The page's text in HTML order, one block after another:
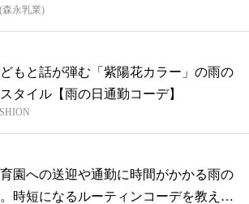
森永乳業)
もと話が弾む「紫陽花カラー」の雨の
タイル【雨の日通勤コーデ】
園への送迎や通勤に時間がかかる雨の
時短になるルーティンコーデを教え